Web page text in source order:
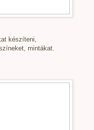
készíteni,
mintákat.